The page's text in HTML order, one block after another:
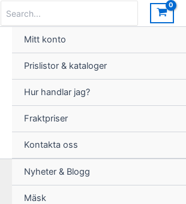
innehåll
for:
Mitt konto
Prislistor & kataloger
Hur handlar jag?
Fraktpriser
Kontakta oss
Nyheter & Blogg
Mäsk